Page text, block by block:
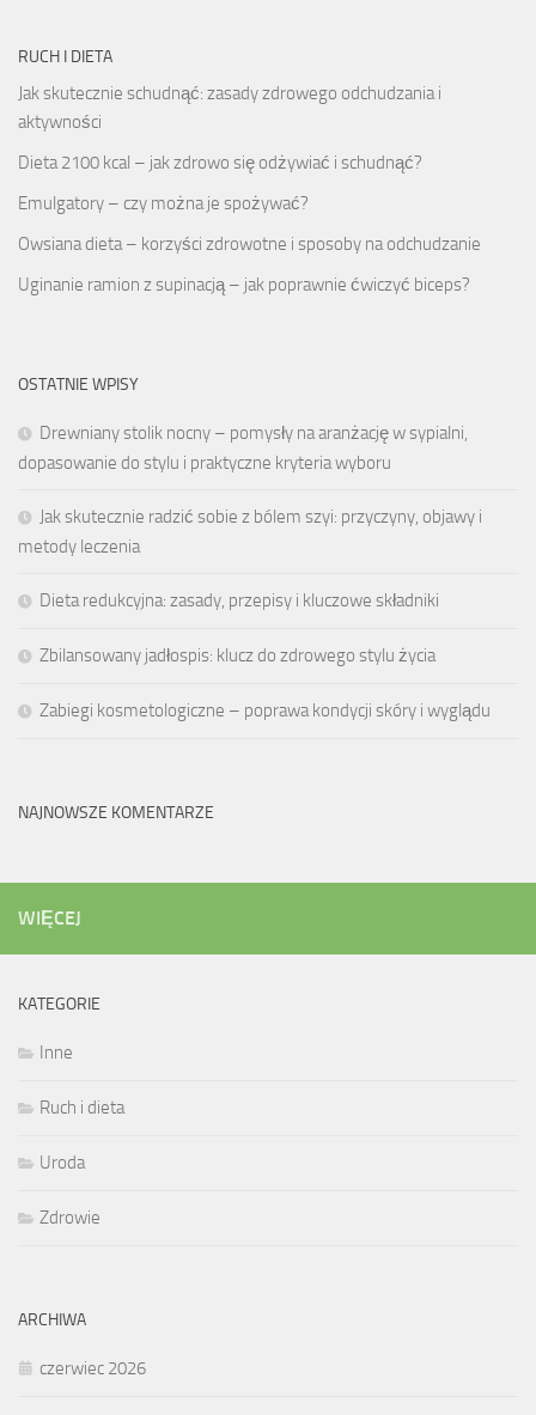
RUCH I DIETA
Jak skutecznie schudnąć: zasady zdrowego odchudzania i
aktywności
Dieta 2100 kcal – jak zdrowo się odżywiać i schudnąć?
Emulgatory – czy można je spożywać?
Owsiana dieta – korzyści zdrowotne i sposoby na odchudzanie
Uginanie ramion z supinacją – jak poprawnie ćwiczyć biceps?
OSTATNIE WPISY
Drewniany stolik nocny – pomysły na aranżację w sypialni,
dopasowanie do stylu i praktyczne kryteria wyboru
Jak skutecznie radzić sobie z bólem szyi: przyczyny, objawy i
metody leczenia
Dieta redukcyjna: zasady, przepisy i kluczowe składniki
Zbilansowany jadłospis: klucz do zdrowego stylu życia
Zabiegi kosmetologiczne – poprawa kondycji skóry i wyglądu
NAJNOWSZE KOMENTARZE
WIĘCEJ
KATEGORIE
Inne
Ruch i dieta
Uroda
Zdrowie
ARCHIWA
czerwiec 2026